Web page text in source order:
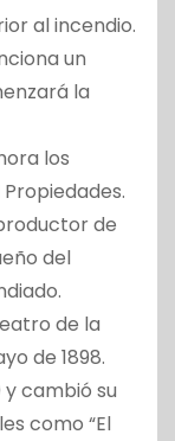
al incendio.
un
la
los
de
del
de la
de 1898.
cambió su
como “El